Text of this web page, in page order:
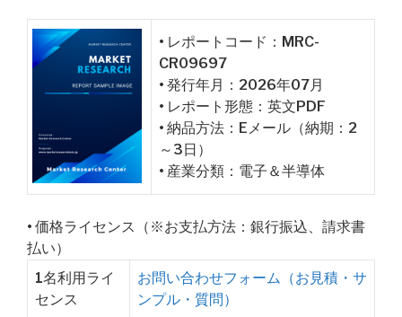
• レポートコード：MRC-
CR09697
• 発行年月：2026年07月
• レポート形態：英文PDF
• 納品方法：Eメール（納期：2
～3日）
• 産業分類：電子＆半導体
• 価格ライセンス（※お支払方法：銀行振込、請求書
払い）
1名利用ライ
センス
お問い合わせフォーム（お見積・サ
ンプル・質問）